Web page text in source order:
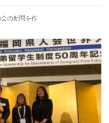
の新聞を作...